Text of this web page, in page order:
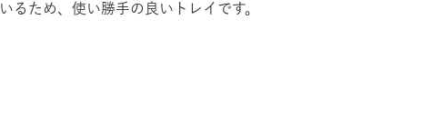
いるため、使い勝手の良いトレイです。